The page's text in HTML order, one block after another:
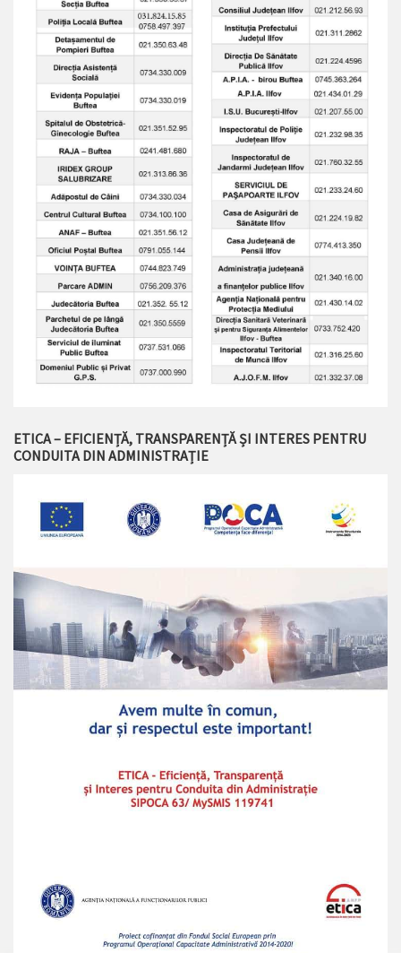
ETICA – EFICIENȚĂ, TRANSPARENȚĂ ȘI INTERES PENTRU
CONDUITA DIN ADMINISTRAȚIE